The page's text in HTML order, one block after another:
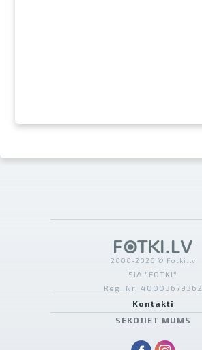
2000-2026 © Fotki.lv
SIA "FOTKI"
Reģ. Nr. 40003679362
Kontakti
SEKOJIET MUMS